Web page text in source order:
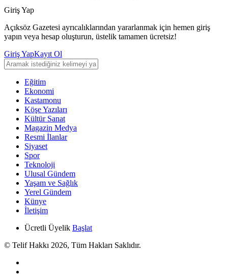
Giriş Yap
Açıksöz Gazetesi ayrıcalıklarından yararlanmak için hemen giriş
yapın veya hesap oluşturun, üstelik tamamen ücretsiz!
Giriş YapKayıt Ol
Eğitim
Ekonomi
Kastamonu
Köşe Yazıları
Kültür Sanat
Magazin Medya
Resmi İlanlar
Siyaset
Spor
Teknoloji
Ulusal Gündem
Yaşam ve Sağlık
Yerel Gündem
Künye
İletişim
Ücretli Üyelik Başlat
© Telif Hakkı 2026, Tüm Hakları Saklıdır.